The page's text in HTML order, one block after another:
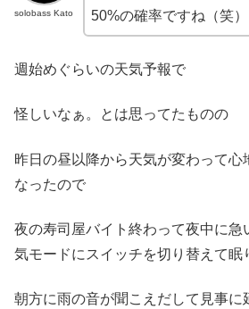
solobass Kato
50%の確率ですね（笑）
週始めぐらいの天気予報で
怪しいなぁ。とは思ってたものの
昨日の昼以降から天気が変わって心
なったので
夜の寿司屋バイト終わって夜中に急
気モードにスイッチを切り替えて眠
朝方に雨の音が聞こえだして見事に